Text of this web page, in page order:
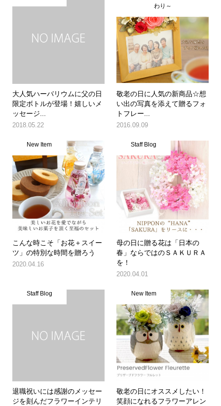
大人気ハーバリウムに父の日
限定ボトルが登場！嬉しいメ
ッセージ...
2018.05.22
わり～
敬老の日に人気の新商品☆想
い出の写真を添えて贈るフォ
トフレー...
2016.09.09
New Item
こんな時こそ「お花＋スイー
ツ」の特別な時間を贈ろう
2020.04.16
Staff Blog
母の日に贈る花は「日本の
春」ならではのＳＡＫＵＲＡ
を！
2020.04.01
Staff Blog
退職祝いには感謝のメッセー
ジを刻んだフラワーインテリ
New Item
敬老の日にオススメしたい！
笑顔になれるフラワーアレン